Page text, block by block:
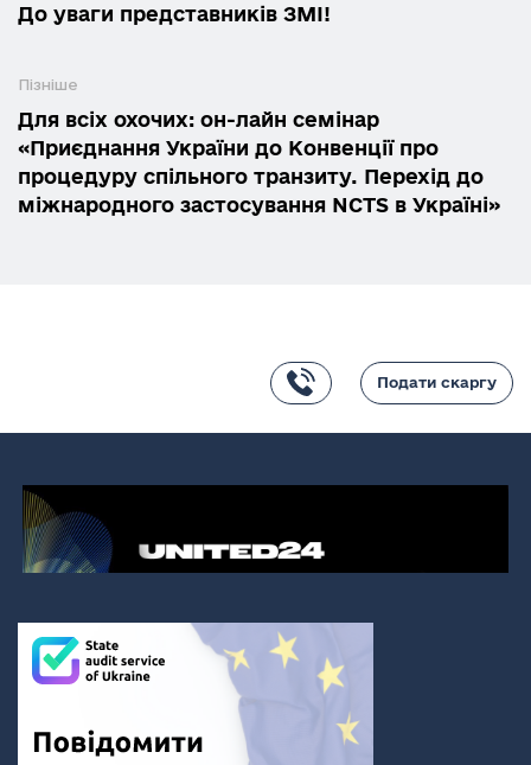
До уваги представників ЗМІ!
Пізніше
Для всіх охочих: он-лайн семінар
«Приєднання України до Конвенції про
процедуру спільного транзиту. Перехід до
міжнародного застосування NCTS в Україні»
Подати скаргу